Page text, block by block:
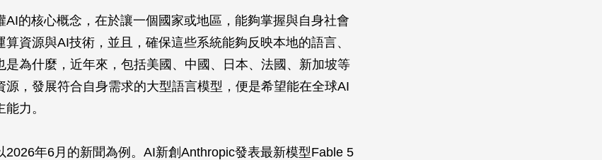
AI的核心概念，在於讓一個國家或地區，能夠掌握與自身社會
資源與AI技術，並且，確保這些系統能夠反映本地的語言、
是為什麼，近年來，包括美國、中國、日本、法國、新加坡等
源，發展符合自身需求的大型語言模型，便是希望能在全球AI
力。
2026年6月的新聞為例。AI新創Anthropic發表最新模型Fable 5